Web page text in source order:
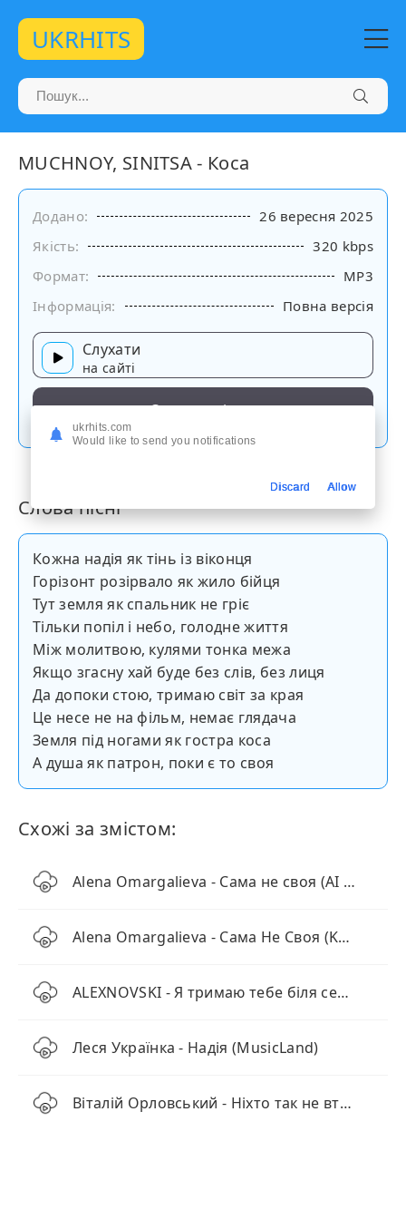
UKRHITS
MUCHNOY, SINITSA - Коса
Додано:
26 вересня 2025
Якість:
320 kbps
Формат:
MP3
Інформація:
Повна версія
Слухати
на сайті
Скачати пісню
Слова пісні
Кожна надія як тінь із віконця
Горізонт розірвало як жило бійця
Тут земля як спальник не гріє
Тільки попіл і небо, голодне життя
Між молитвою, кулями тонка межа
Якщо згасну хай буде без слів, без лиця
Да допоки стою, тримаю світ за края
Це несе не на фільм, немає глядача
Земля під ногами як гостра коса
А душа як патрон, поки є то своя
Схожі за змістом:
Alena Omargalieva - Сама не своя (AI Remix)
Alena Omargalieva - Сама Не Своя (KARMV Remix)
ALEXNOVSKI - Я тримаю тебе біля серця
Леся Українка - Надія (MusicLand)
Віталій Орловський - Ніхто так не втомився, як вони
ukrhits.com
Would like to send you notifications
Discard Allow